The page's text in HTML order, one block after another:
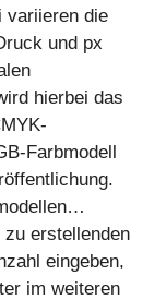
variieren die
und px
hierbei das
Farbmodell
zu erstellenden
eingeben,
im weiteren